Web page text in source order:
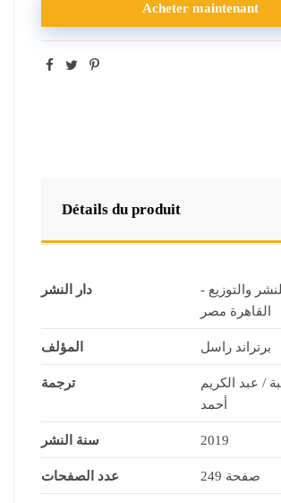
Acheter maintenant
Détails du produit
دار النشر
والتوزيع -
القاهرة مصر
المؤلف برتراند راسل
ترجمة
/ عبد الكريم
أحمد
سنة النشر 2019
عدد الصفحات 249 صفحة